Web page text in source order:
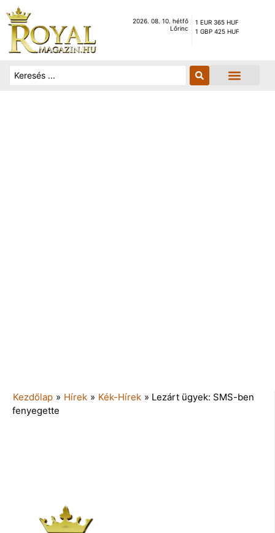
2026. 08. 10. hétfő
Lőrinc
1 EUR 365 HUF
1 GBP 425 HUF
Kezdőlap » Hírek » Kék-Hírek » Lezárt ügyek: SMS-ben
fenyegette